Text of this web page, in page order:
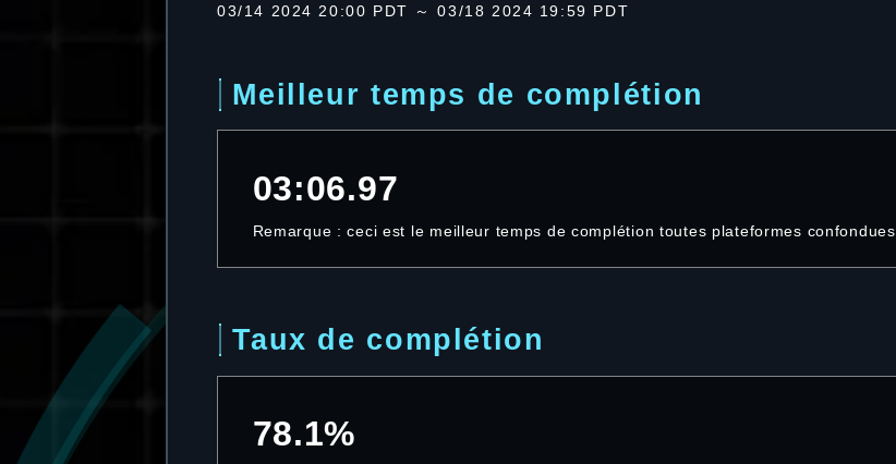
03/14 2024 20:00 PDT ～ 03/18 2024 19:59 PDT
Meilleur temps de complétion
03:06.97
Remarque : ceci est le meilleur temps de complétion toutes plateformes confondues.
Taux de complétion
78.1%